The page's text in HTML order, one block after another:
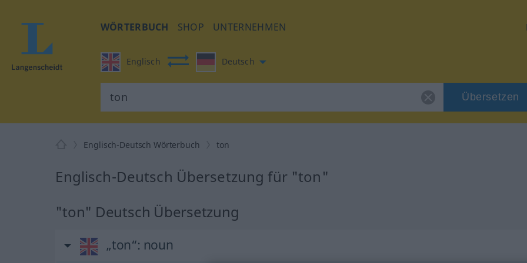
WÖRTERBUCH SHOP UNTERNEHMEN
Englisch Deutsch
Übersetzen
Englisch-Deutsch Wörterbuch ton
Englisch-Deutsch Übersetzung für "ton"
"ton" Deutsch Übersetzung
„ton“: noun